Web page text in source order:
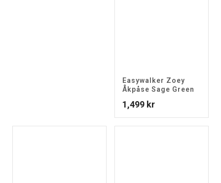
Easywalker Zoey
Åkpåse Sage Green
1,499 kr